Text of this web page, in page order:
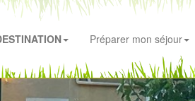
Préparer mon séjour